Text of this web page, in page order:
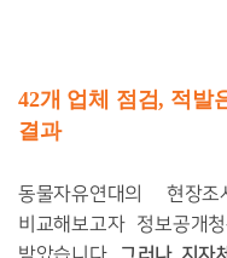
42개 업체 점검, 적발
결과
동물자유연대의 현장
비교해보고자 정보공개